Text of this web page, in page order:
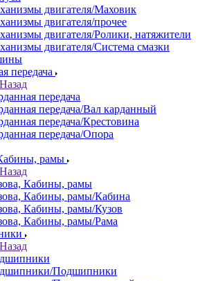
двигателя/Маховик
двигателя/прочее
двигателя/Ролики, натяжители
двигателя/Система смазки
передача
Назад
передача
передача/Вал карданный
передача/Крестовина
передача/Опора
рамы
Назад
Кабины, рамы
Кабины, рамы/Кабина
Кабины, рамы/Кузов
Кабины, рамы/Рама
Назад
Подшипники